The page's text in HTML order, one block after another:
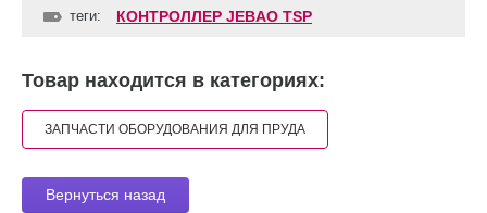
теги: КОНТРОЛЛЕР JEBAO TSP
Товар находится в категориях:
ЗАПЧАСТИ ОБОРУДОВАНИЯ ДЛЯ ПРУДА
Вернуться назад